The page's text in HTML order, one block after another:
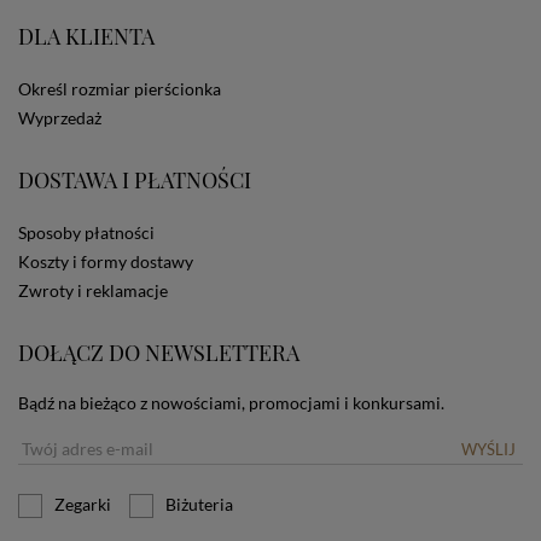
ze Sklepu bez zmiany ustawień w przeglądarce
dotyczących cookies oznacza, że będą one
użytkownika. Jeżeli użytkownik nie wyraża zgody na
stosowanie plików cookies powinien zmienić
informacji o plikach cookies.
DLA KLIENTA
Określ rozmiar pierścionka
Wyprzedaż
DOSTAWA I PŁATNOŚCI
Sposoby płatności
Koszty i formy dostawy
Zwroty i reklamacje
DOŁĄCZ DO NEWSLETTERA
Bądź na bieżąco z nowościami, promocjami i konkursami.
WYŚLIJ
Zegarki Biżuteria